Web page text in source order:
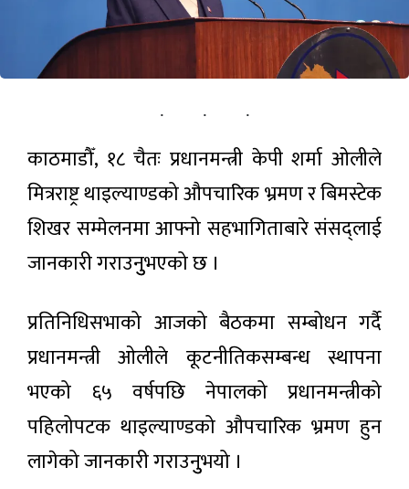
ताजा
समाचार
आदिवासी
दिवस
नेपालमा
विविध
कार्यक्रमसहित
मनाइँदै
अगाडी
मल लिन
जाँदा ३८
भारतीय
हिरासतमा
बसेका
दाजुभाइ
काठमाडौँ
भ्याली
अर्बन
काठमाडौँ, १८ चैतः प्रधानमन्त्री केपी शर्मा ओलीले
मित्रराष्ट्र थाइल्याण्डको औपचारिक भ्रमण र बिमस्टेक
शिखर सम्मेलनमा आफ्नो सहभागिताबारे संसद्लाई
जानकारी गराउनुुभएको छ ।
प्रतिनिधिसभाको आजको बैठकमा सम्बोधन गर्दै
प्रधानमन्त्री ओलीले कूटनीतिकसम्बन्ध स्थापना
भएको ६५ वर्षपछि नेपालको प्रधानमन्त्रीको
पहिलोपटक थाइल्याण्डको औपचारिक भ्रमण हुन
लागेको जानकारी गराउनुुभयो ।